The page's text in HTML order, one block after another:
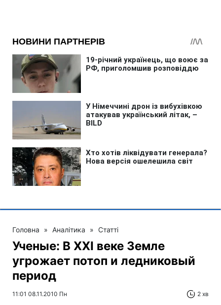
Головна » Аналітика » Статті
Ученые: В XXI веке Земле
угрожает потоп и ледниковый
период
11:01 08.11.2010 Пн 2 хв